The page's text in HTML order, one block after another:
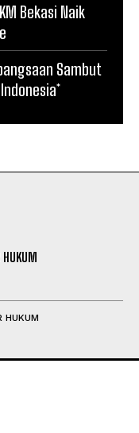
Bekasi Naik
Sambut
HUKUM
HUKUM